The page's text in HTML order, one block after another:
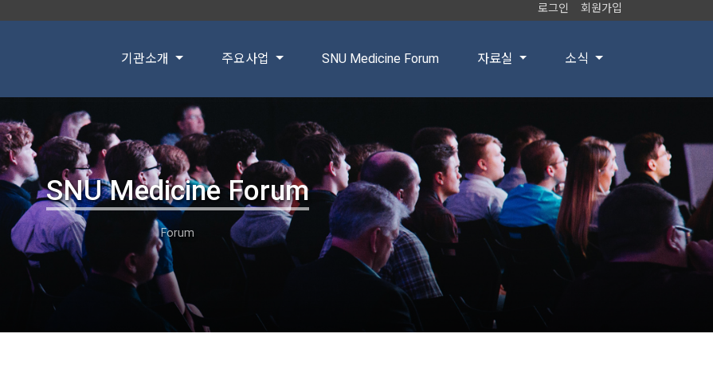
로그인 회원가입
기관소개 주요사업 SNU Medicine Forum 자료실 소식
SNU Medicine Forum